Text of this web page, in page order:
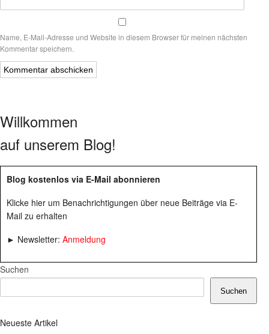
Name, E-Mail-Adresse und Website in diesem Browser für meinen nächsten
Kommentar speichern.
Willkommen
auf unserem Blog!
Blog kostenlos via E-Mail abonnieren
Klicke hier um Benachrichtigungen über neue Beiträge via E-
Mail zu erhalten
► Newsletter: Anmeldung
Suchen
Suchen
Neueste Artikel